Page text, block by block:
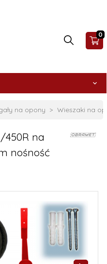
0
na opony Wieszaki na
450R na
nośność